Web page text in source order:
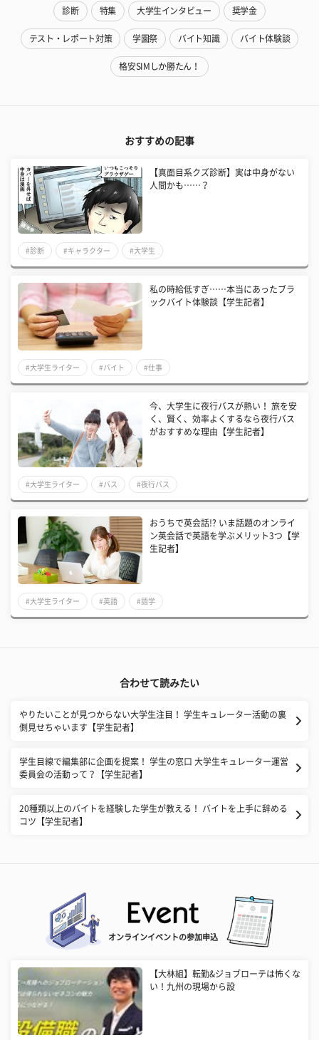
診断 特集 大学生インタビュー 奨学金
テスト・レポート対策 学園祭 バイト知識 バイト体験談
格安SIMしか勝たん！
おすすめの記事
【真面目系クズ診断】実は中身がない
人間かも……？
#診断 #キャラクター #大学生
私の時給低すぎ……本当にあったブラ
ックバイト体験談【学生記者】
#大学生ライター #バイト #仕事
今、大学生に夜行バスが熱い！ 旅を安
く、賢く、効率よくするなら夜行バス
がおすすめな理由【学生記者】
#大学生ライター #バス #夜行バス
おうちで英会話!? いま話題のオンライ
ン英会話で英語を学ぶメリット3つ【学
生記者】
#大学生ライター #英語 #語学
合わせて読みたい
やりたいことが見つからない大学生注目！ 学生キュレーター活動の裏
側見せちゃいます【学生記者】
学生目線で編集部に企画を提案！ 学生の窓口 大学生キュレーター運営
委員会の活動って？【学生記者】
20種類以上のバイトを経験した学生が教える！ バイトを上手に辞める
コツ【学生記者】
オンラインイベントの参加申込
【大林組】転勤&ジョブローテは怖くな
い！九州の現場から設